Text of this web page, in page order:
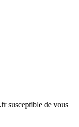
susceptible de vous